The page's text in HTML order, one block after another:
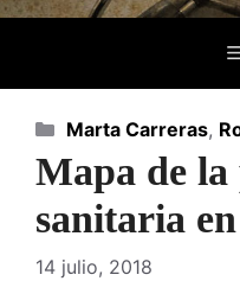
Mapa de
sanitaria
14 julio, 2018
Categorías
Marta Carreras,